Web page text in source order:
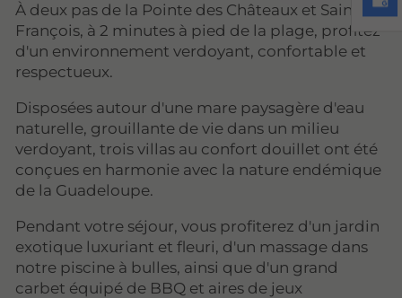
À deux pas de la Pointe des Châteaux et Saint-
François, à 2 minutes à pied de la plage, profitez
d'un environnement verdoyant, confortable et
respectueux.
Disposées autour d'une mare paysagère d'eau
naturelle, grouillante de vie dans un milieu
verdoyant, trois villas au confort douillet ont été
conçues en harmonie avec la nature endémique
de la Guadeloupe.
Pendant votre séjour, vous profiterez d'un jardin
exotique luxuriant et fleuri, d'un massage dans
notre piscine à bulles, ainsi que d'un grand
carbet équipé de BBQ et aires de jeux